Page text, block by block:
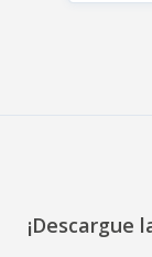
¡Descargue